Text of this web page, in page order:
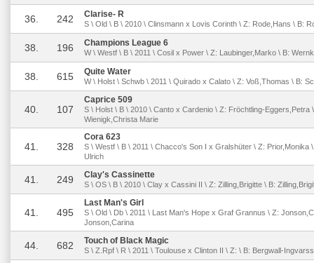
36. 242 Clarise- R
S \ Old \ B \ 2010 \ Clinsmann x Lovis Corinth \ Z: Rode,Hans \ B:
38. 196 Champions League 6
W \ Westf \ B \ 2011 \ Cosil x Power \ Z: Laubinger,Marko \ B:
38. 615 Quite Water
W \ Holst \ Schwb \ 2011 \ Quirado x Calato \ Z: Voß,Thomas \ B:
40. 107
Caprice 509
S \ Holst \ B \ 2010 \ Canto x Cardenio \ Z: Fröchtling-Eggers,Petra
Wienigk,Christa Marie
41. 328
Cora 623
S \ Westf \ B \ 2011 \ Chacco's Son I x Gralshüter \ Z: Prior,Monika
Ulrich
41. 249 Clay's Cassinette
S \ OS \ B \ 2010 \ Clay x Cassini II \ Z: Zilling,Brigitte \ B:
41. 495
Last Man's Girl
S \ Old \ Db \ 2011 \ Last Man's Hope x Graf Grannus \ Z:
Jonson,Carina
44. 682 Touch of Black Magic
S \ Z.Rpf \ R \ 2011 \ Toulouse x Clinton II \ Z: \ B: Bergwall-